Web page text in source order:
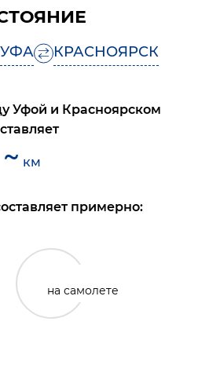
УФА КРАСНОЯРСК
Уфой и Красноярском
~ км
примерно:
на самолете